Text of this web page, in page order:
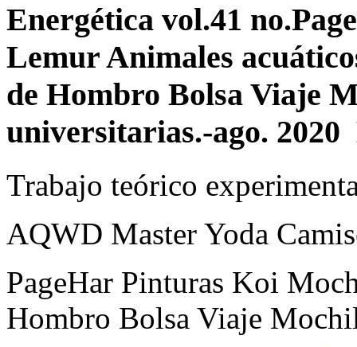
Energética vol.41
Lemur Animales
de Hombro Bolsa Viaje
universitarias.-ago. 2020
Trabajo teórico
AQWD Master Yoda
PageHar Pinturas Koi
Hombro Bolsa Viaje